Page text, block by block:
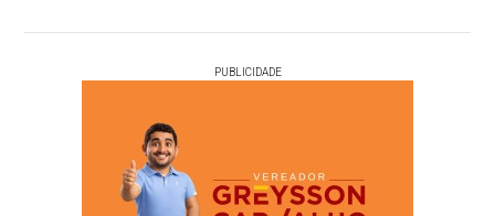
PUBLICIDADE